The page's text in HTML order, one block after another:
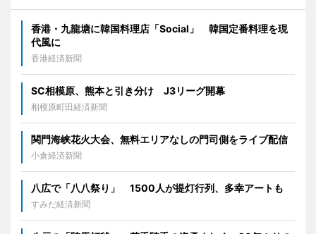
香港・九龍塘に韓国料理店「Social」 韓国定番料理を現
代風に
香港経済新聞
SC相模原、熊本と引き分け J3リーグ開幕
相模原町田経済新聞
関門海峡花火大会、無料エリアなしの門司側をライブ配信
小倉経済新聞
八広で「八八祭り」 1500人が提灯行列、多幸アートも
すみだ経済新聞